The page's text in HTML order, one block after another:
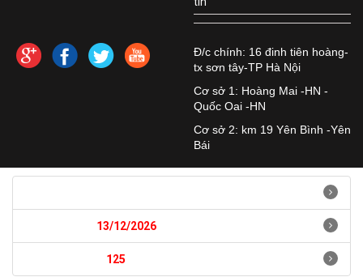
Đ/c chính: 16 đinh tiên hoàng-
tx sơn tây-TP Hà Nội
Cơ sở 1: Hoàng Mai -HN -
Quốc Oai -HN
Cơ sở 2: km 19 Yên Bình -Yên
Bái
13/12/2026
125